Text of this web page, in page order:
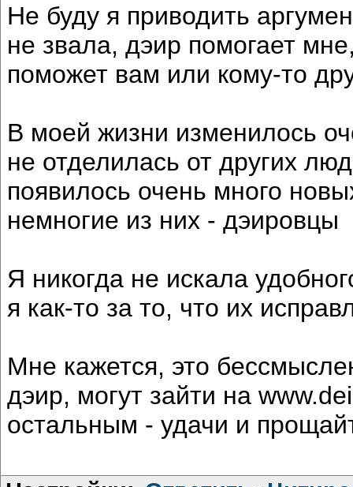
Не буду я приводить
не звала, дэир помогает
поможет вам или кому-то
В моей жизни изменилось
не отделилась от других
появилось очень много
немногие из них - дэировцы
Я никогда не искала
я как-то за то, что их
Мне кажется, это
дэир, могут зайти на
остальным - удачи и